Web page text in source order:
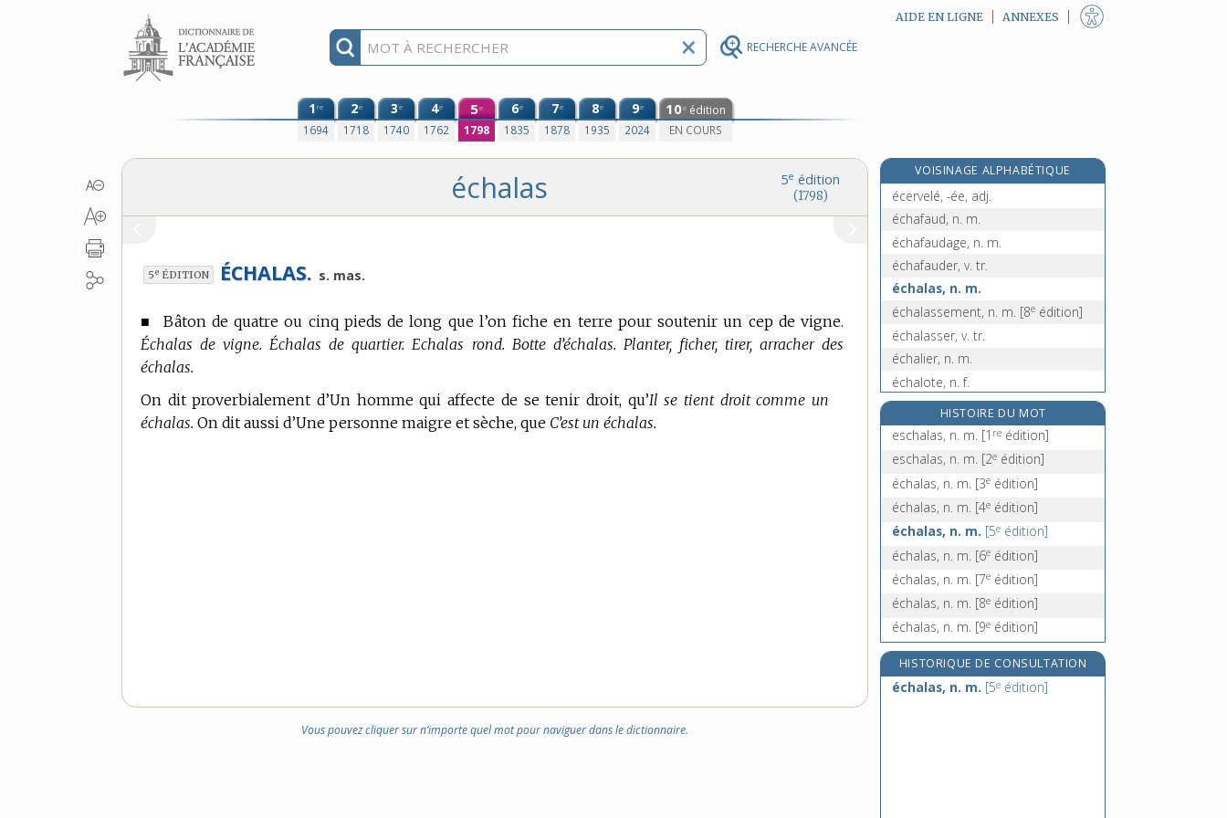
RECHERCHE AVANCÉE
Aller au contenu AIDE EN LIGNE ANNEXES
1re
1694
2e
1718
3e
1740
4e
1762
5e
1798
6e
1835
7e
1878
8e
1935
9e
2024
10e édition
EN COURS
5e édition
(1798)
échalas
5e ÉDITION ÉCHALAS. s. mas.
■ Bâton de quatre ou cinq pieds de long que l’on fiche en terre pour soutenir un cep de vigne.
Échalas de vigne. Échalas de quartier. Echalas rond. Botte d’échalas. Planter, ficher, tirer, arracher des
échalas.
On dit proverbialement d’Un homme qui affecte de se tenir droit, qu’Il se tient droit comme un
échalas. On dit aussi d’Une personne maigre et sèche, que C’est un échalas.
Vous pouvez cliquer sur n’importe quel mot pour naviguer dans le dictionnaire.
VOISINAGE ALPHABÉTIQUE
eccrinologie, n. f.[6eédition]
écervelé, -ée, adj.
échafaud, n. m.
échafaudage, n. m.
échafauder, v. tr.
échalas, n. m.
échalassement, n. m. [8e édition]
échalasser, v. tr.
échalier, n. m.
échalote, n. f.
échampir, v. tr.
échancré, -ée, adj.
échancrer, v. tr.
échancrure, n. f.
HISTOIRE DU MOT
eschalas, n. m. [1 re édition]
eschalas, n. m. [2e édition]
échalas, n. m. [3e édition]
échalas, n. m. [4e édition]
échalas, n. m. [5e édition]
échalas, n. m. [6e édition]
échalas, n. m. [7e édition]
échalas, n. m. [8e édition]
échalas, n. m. [9e édition]
HISTORIQUE DE CONSULTATION
échalas, n. m. [5e édition]